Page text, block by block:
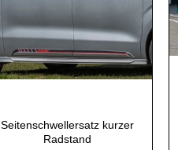
Seitenschwellersatz kurzer
Radstand